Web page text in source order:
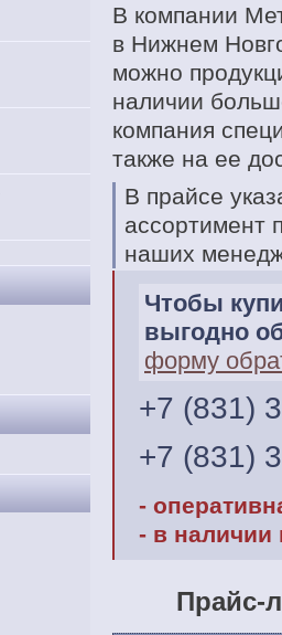
В компании
в Нижнем
можно
наличии
компания
также на ее
В прайсе
ассортимент
наших
Чтобы
выгодно
форму
+7 (831)
+7 (831)
-
- в наличии
Прайс-